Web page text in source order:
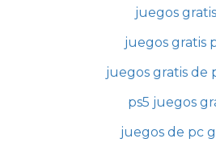
juegos
juegos gratis
juegos gratis de
ps5 juegos
juegos de pc